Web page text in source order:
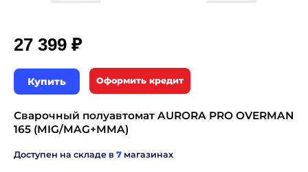
27 399 ₽
Купить Оформить кредит
Сварочный полуавтомат AURORA PRO OVERMAN
165 (MIG/MAG+MMA)
Доступен на складе в 7 магазинах